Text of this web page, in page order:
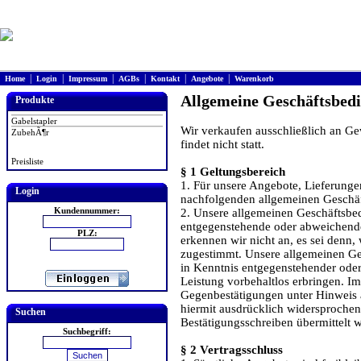
Home| Login Impressum AGBs Kontakt| Angebote| Warenkorb
Produkte
Gabelstapler
ZubehÃ¶r
Preisliste
Login
Kundennummer:
PLZ:
Suchen
Suchbegriff:
Allgemeine
Wir verkaufen ausschließlich an
findet nicht statt.
§ 1 Geltungsbereich
1. Für unsere Angebote,
nachfolgenden allgemeinen
2. Unsere allgemeinen
entgegenstehende oder
erkennen wir nicht an, es sei
zugestimmt. Unsere allgemeinen
in Kenntnis entgegenstehender
Leistung vorbehaltlos erbringen.
Gegenbestätigungen unter
hiermit ausdrücklich
Bestätigungsschreiben übermittelt
§ 2 Vertragsschluss